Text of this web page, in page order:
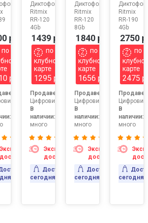
р
по
р
Экспресс-
доставка
Диктофон
Ritmix
RR-120
4Gb
1439 р
по
клубной
карте
1295 р
Продавец:
Цифровизатор1
В
наличии:
много
Экспресс-
доставка
Доставка
сегодня
Диктофон
Ritmix
RR-120
8Gb
1840 р
по
клубной
карте
1656 р
Продавец:
Цифровизатор1
В
наличии:
много
Экспресс-
доставка
Доставка
сегодня
Диктофон
Ritmix
RR-190
4Gb
2750 р
по
карте
2475 р
В
наличии:
много
сегодня